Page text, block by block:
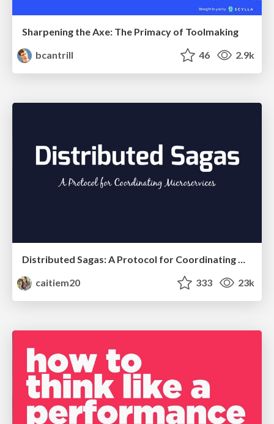
Sharpening the Axe: The Primacy of Toolmaking
bcantrill
46 2.9k
Distributed Sagas: A Protocol for Coordinating Microservices
caitiem20
333 23k